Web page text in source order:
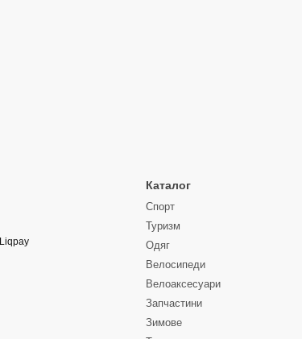
Каталог
Спорт
Туризм
Одяг
Велосипеди
Велоаксесуари
Запчастини
Зимове